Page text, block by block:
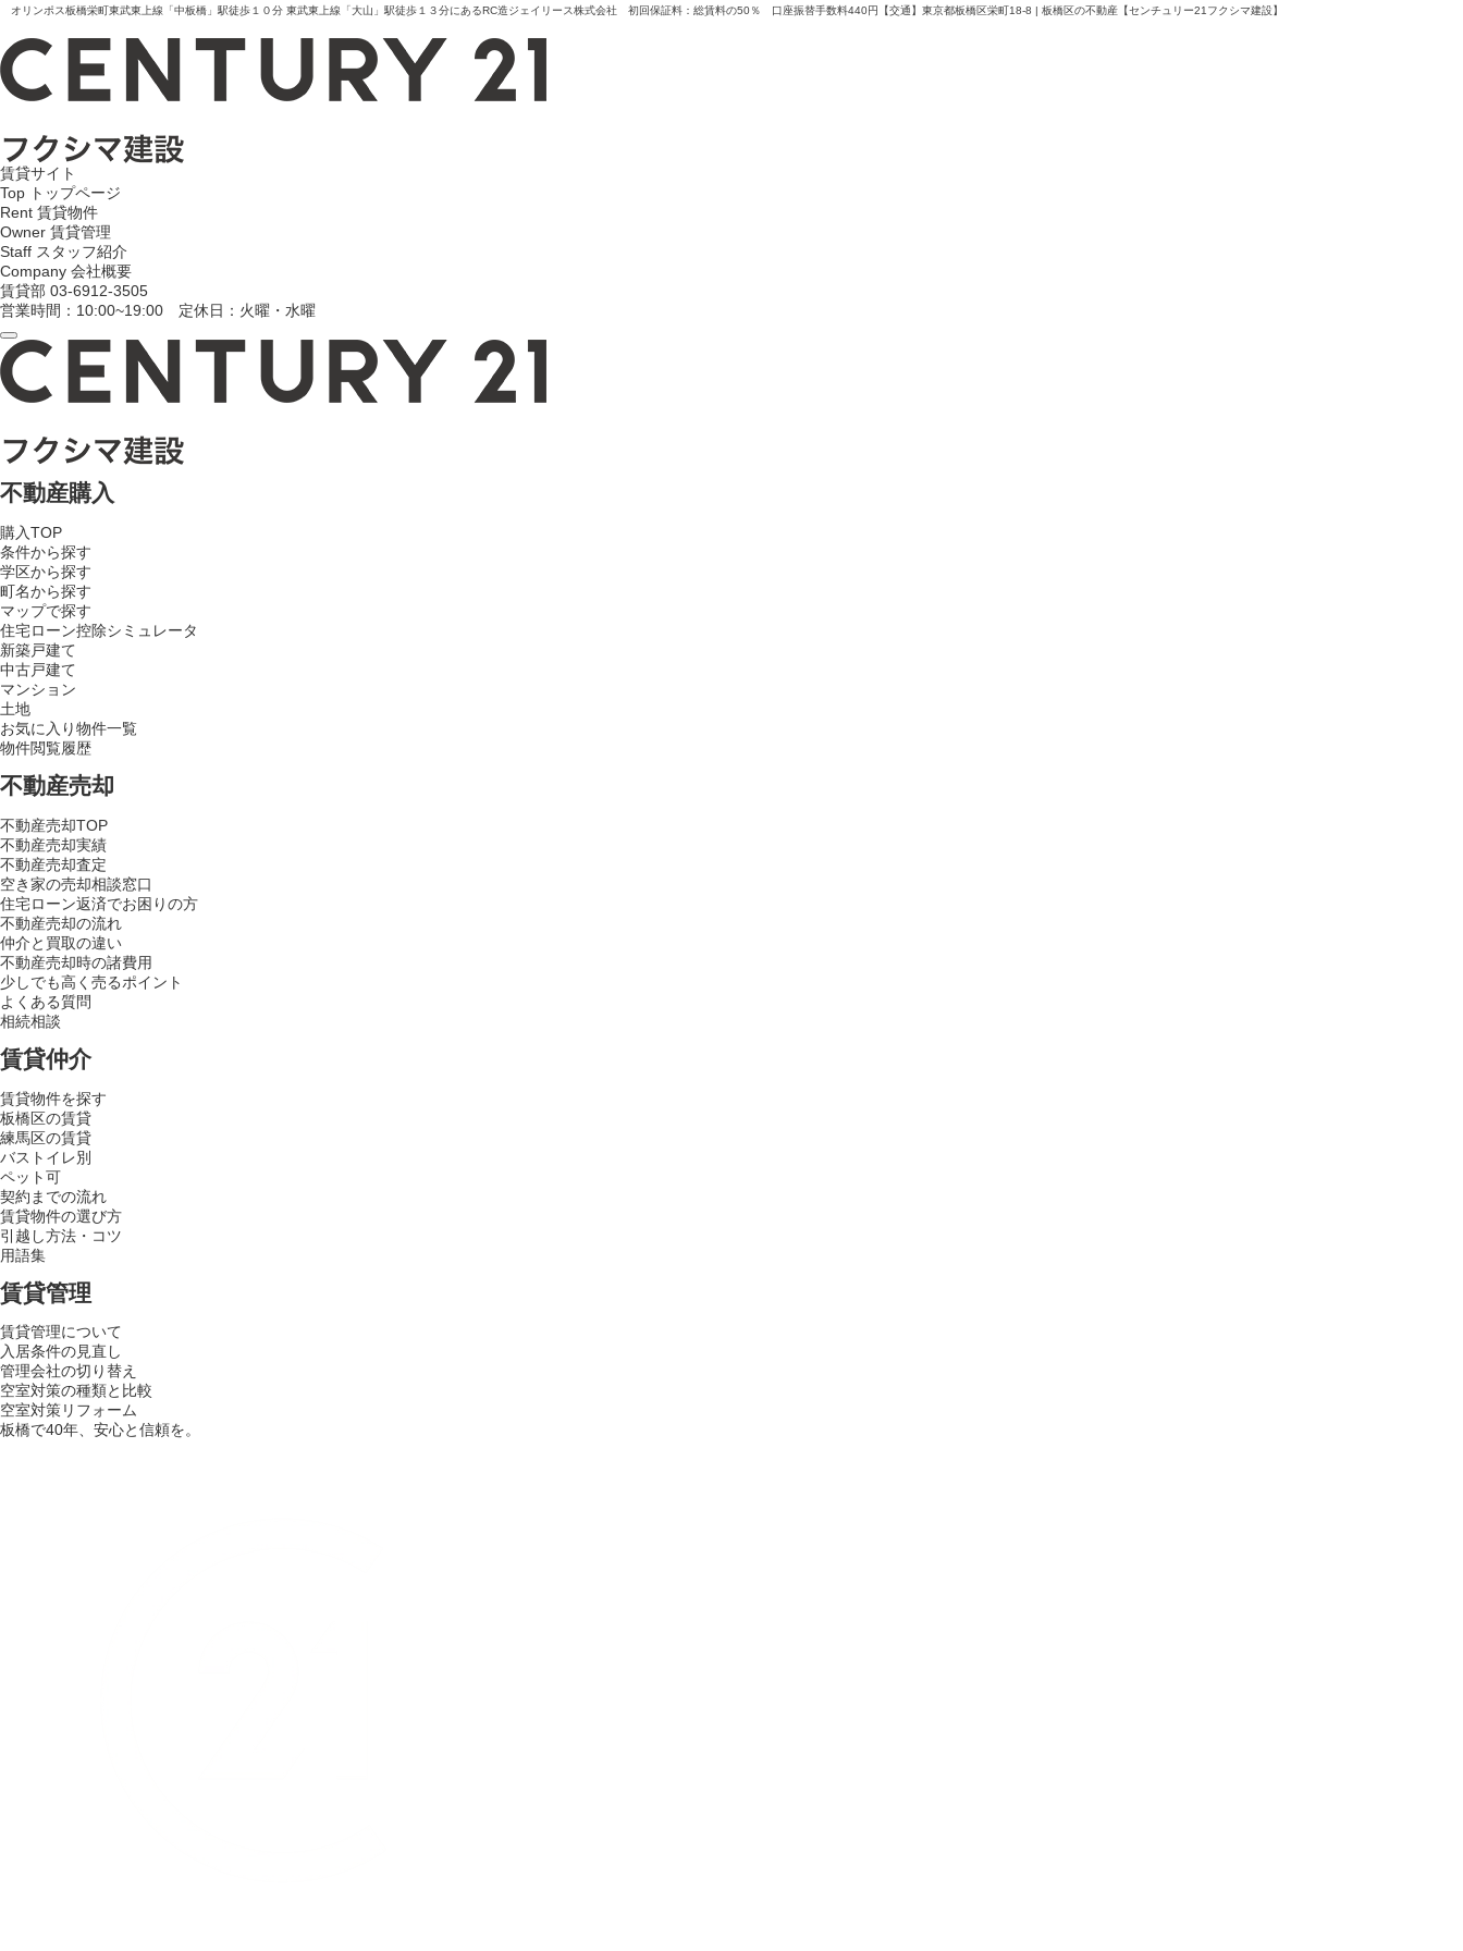
オリンポス板橋栄町東武東上線「中板橋」駅徒歩１０分 東武東上線「大山」駅徒歩１３分にあるRC造ジェイリース株式会社 初回保証料：総賃料の50％ 口座振替手数料440円【交通】東京都板橋区栄町18-8 | 板橋区の不動産【センチュリー21フクシマ建設】
賃貸サイト
Top トップページ
Rent 賃貸物件
Owner 賃貸管理
Staff スタッフ紹介
Company 会社概要
賃貸部 03-6912-3505
営業時間：10:00~19:00 定休日：火曜・水曜
不動産購入
購入TOP
条件から探す
学区から探す
町名から探す
マップで探す
住宅ローン控除シミュレータ
新築戸建て
中古戸建て
マンション
土地
お気に入り物件一覧
物件閲覧履歴
不動産売却
不動産売却TOP
不動産売却実績
不動産売却査定
空き家の売却相談窓口
住宅ローン返済でお困りの方
不動産売却の流れ
仲介と買取の違い
不動産売却時の諸費用
少しでも高く売るポイント
よくある質問
相続相談
賃貸仲介
賃貸物件を探す
板橋区の賃貸
練馬区の賃貸
バストイレ別
ペット可
契約までの流れ
賃貸物件の選び方
引越し方法・コツ
用語集
賃貸管理
賃貸管理について
入居条件の見直し
管理会社の切り替え
空室対策の種類と比較
空室対策リフォーム
板橋で40年、安心と信頼を。